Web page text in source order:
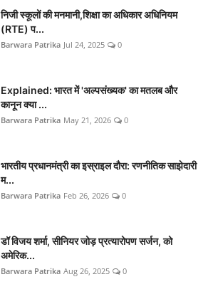
निजी स्कूलों की मनमानी,शिक्षा का अधिकार अधिनियम
(RTE) प...
Barwara Patrika Jul 24, 2025 0
Explained: भारत में 'अल्पसंख्यक' का मतलब और
कानून क्या ...
Barwara Patrika May 21, 2026 0
भारतीय प्रधानमंत्री का इस्राइल दौरा: रणनीतिक साझेदारी
म...
Barwara Patrika Feb 26, 2026 0
डॉ विजय शर्मा, सीनियर जोड़ प्रत्यारोपण सर्जन, को
अमेरिक...
Barwara Patrika Aug 26, 2025 0